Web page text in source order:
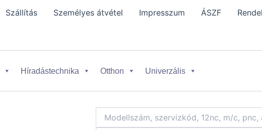
Szállítás Személyes átvétel Impresszum ÁSZF
Híradástechnika Otthon Univerzális